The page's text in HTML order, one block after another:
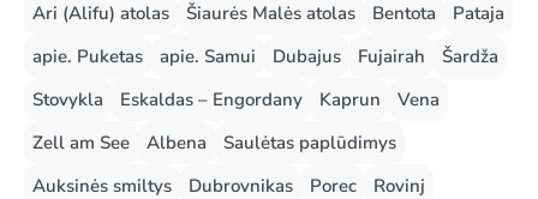
Ari (Alifu) atolas
Šiaurės Malės atolas Bentota
Pataja
apie. Puketas
apie. Samui Dubajus Fujairah
Šardža
Stovykla
Eskaldas – Engordany Kaprun
Vena
Zell am See
Albena
Saulėtas paplūdimys
Auksinės smiltys
Dubrovnikas Porec
Rovinj